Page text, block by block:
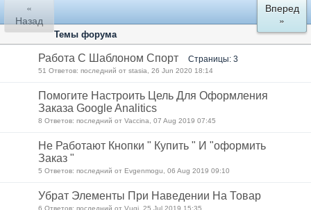
«
Назад
Вперед
»
Темы форума
Работа С Шаблоном Спорт Страницы: 3
51 Ответов: последний от stasia, 26 Jun 2020 18:14
Помогите Настроить Цель Для Оформления
Заказа Google Analitics
8 Ответов: последний от Vaccina, 07 Aug 2019 07:45
Не Работают Кнопки " Купить " И "оформить
Заказ "
5 Ответов: последний от Evgenmogu, 06 Aug 2019 09:10
Убрат Элементы При Наведении На Товар
6 Ответов: последний от Vugi, 25 Jul 2019 15:35